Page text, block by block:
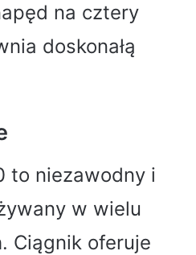
na cztery
doskonałą
to niezawodny i
w wielu
Ciągnik oferuje